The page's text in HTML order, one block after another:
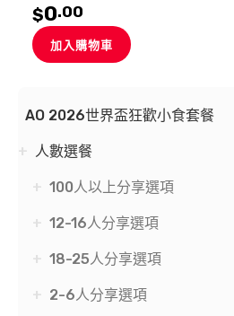
$0.00
加入購物車
AO 2026世界盃狂歡小食套餐
人數選餐
100人以上分享選項
12-16人分享選項
18-25人分享選項
2-6人分享選項